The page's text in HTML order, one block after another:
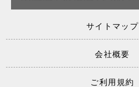
サイトマップ
会社概要
ご利用規約